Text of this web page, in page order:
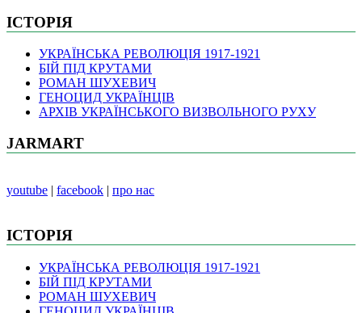
ІСТОРІЯ
УКРАЇНСЬКА РЕВОЛЮЦІЯ 1917-1921
БІЙ ПІД КРУТАМИ
РОМАН ШУХЕВИЧ
ГЕНОЦИД УКРАЇНЦІВ
АРХІВ УКРАЇНСЬКОГО ВИЗВОЛЬНОГО РУХУ
JARMART
youtube | facebook | про нас
ІСТОРІЯ
УКРАЇНСЬКА РЕВОЛЮЦІЯ 1917-1921
БІЙ ПІД КРУТАМИ
РОМАН ШУХЕВИЧ